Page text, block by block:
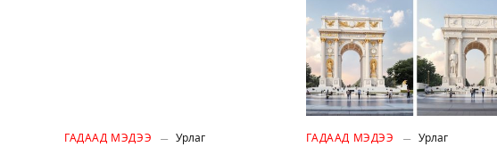
ГАДААД МЭДЭЭ Урлаг ГАДААД МЭДЭЭ Урлаг